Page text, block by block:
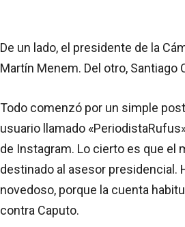
De un lado, el presidente de la
Martín Menem. Del otro, Santiago
Todo comenzó por un simple
usuario llamado
de Instagram. Lo cierto es que el
destinado al asesor presidencial.
novedoso, porque la cuenta
contra Caputo.